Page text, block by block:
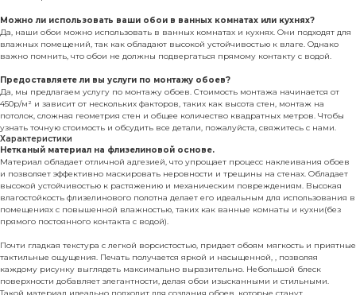
Можно ли использовать ваши обои в ванных комнатах или кухнях?
Да, наши обои можно использовать в ванных комнатах и кухнях. Они подходят для
влажных помещений, так как обладают высокой устойчивостью к влаге. Однако
важно помнить, что обои не должны подвергаться прямому контакту с водой.
Предоставляете ли вы услуги по монтажу обоев?
Да, мы предлагаем услугу по монтажу обоев. Стоимость монтажа начинается от
450р/м² и зависит от нескольких факторов, таких как высота стен, монтаж на
потолок, сложная геометрия стен и общее количество квадратных метров. Чтобы
узнать точную стоимость и обсудить все детали, пожалуйста, свяжитесь с нами.
Характеристики
Нетканый материал на флизелиновой основе.
Материал обладает отличной адгезией, что упрощает процесс наклеивания обоев
и позволяет эффективно маскировать неровности и трещины на стенах. Обладает
высокой устойчивостью к растяжению и механическим повреждениям. Высокая
влагостойкость флизелинового полотна делает его идеальным для использования в
помещениях с повышенной влажностью, таких как ванные комнаты и кухни(без
прямого постоянного контакта с водой).
Почти гладкая текстура с легкой ворсистостью, придает обоям мягкость и приятные
тактильные ощущения. Печать получается яркой и насыщенной, , позволяя
каждому рисунку выглядеть максимально выразительно. Небольшой блеск
поверхности добавляет элегантности, делая обои изысканными и стильными.